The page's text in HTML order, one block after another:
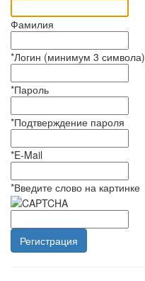
Фамилия
*Логин (минимум 3 символа)
*Пароль
*Подтверждение пароля
*E-Mail
*Введите слово на картинке